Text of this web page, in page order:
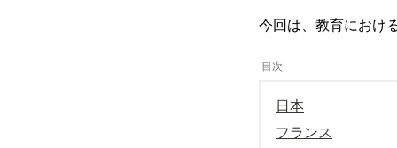
今回は、教育におけ
日本
フランス